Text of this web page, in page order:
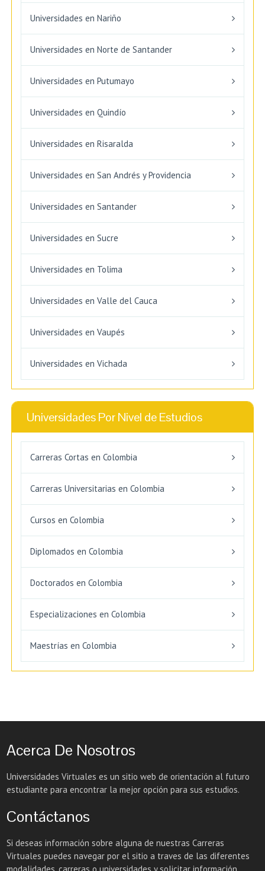
Universidades en Nariño
Universidades en Norte de Santander
Universidades en Putumayo
Universidades en Quindío
Universidades en Risaralda
Universidades en San Andrés y Providencia
Universidades en Santander
Universidades en Sucre
Universidades en Tolima
Universidades en Valle del Cauca
Universidades en Vaupés
Universidades en Vichada
Universidades Por Nivel de Estudios
Carreras Cortas en Colombia
Carreras Universitarias en Colombia
Cursos en Colombia
Diplomados en Colombia
Doctorados en Colombia
Especializaciones en Colombia
Maestrías en Colombia
Acerca De Nosotros
Universidades Virtuales es un sitio web de orientación al futuro
estudiante para encontrar la mejor opción para sus estudios.
Contáctanos
Si deseas información sobre alguna de nuestras Carreras
Virtuales puedes navegar por el sitio a traves de las diferentes